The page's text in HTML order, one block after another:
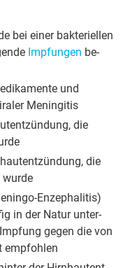
bei ei­ner bak­te­ri­el­len
Impf­un­gen be­
und
Me­nin­gi­tis
die
die
En­ze­pha­li­tis)
in der Na­tur un­ter­
ge­gen die von
emp­foh­len